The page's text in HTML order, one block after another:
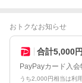
おトクなお知らせ
合計5,000
PayPayカード入会
うち2,000円相当は利